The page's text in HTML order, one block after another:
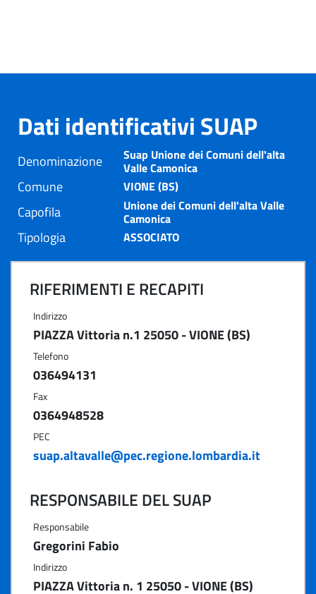
Dati identificativi SUAP
Denominazione Suap Unione dei Comuni dell'alta
Valle Camonica
Comune VIONE (BS)
Capofila Unione dei Comuni dell'alta Valle
Camonica
Tipologia ASSOCIATO
RIFERIMENTI E RECAPITI
Indirizzo
PIAZZA Vittoria n.1 25050 - VIONE (BS)
Telefono
036494131
Fax
0364948528
PEC
suap.altavalle@pec.regione.lombardia.it
RESPONSABILE DEL SUAP
Responsabile
Gregorini Fabio
Indirizzo
PIAZZA Vittoria n. 1 25050 - VIONE (BS)